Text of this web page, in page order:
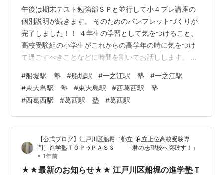
午後は期末テスト勉強部ＳＰと並行して小４プレ講座の
個別説明が続きます。 そのためのパンフレットづくりが
完了しました！！ ４年生の学習として気をつけること、
高校受験組の小学生がこれからの高学年の時に気をつけ
て過ごすべきことなどに時間を割いてお話しします。 講
ご家庭で用紙をゆっくりとご覧になってご検討いただ
き、またご連絡ください」で終了です。あと下記のリン
ク先もお願いします。 間違った勉強法を身につけたまま
中学生にならないように、多くの４年生に集まってもら
いたいです！！ お問い合わせお待ちしております。
↓↓↓こちらのブログへの応援クリックをお願…
#船堀駅 塾 #船堀駅 #一之江駅 塾 #一之江駅
#東大島駅 塾 #東大島駅 #西葛西駅 塾
#西葛西駅 #葛西駅 塾 #葛西駅
【公式ブログ】江戸川区船堀［都立･私立上位高校受験専
門］進学塾ＴＯＰ→ＰＡＳＳ 「君の志望校へ突破す！」
• 1年前
★★最新のお知らせ★★ 江戸川区船堀の進学塾Ｔ